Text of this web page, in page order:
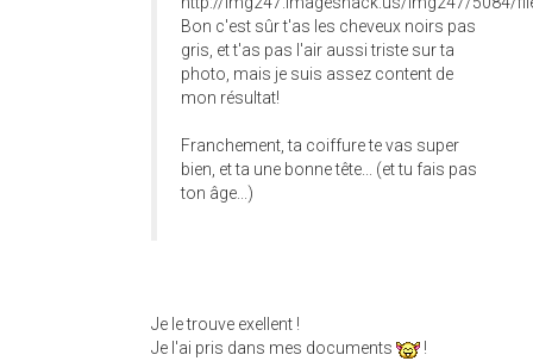
Bon c'est sûr t'as les cheveux noirs pas
gris, et t'as pas l'air aussi triste sur ta
photo, mais je suis assez content de
mon résultat!
Franchement, ta coiffure te vas super
bien, et ta une bonne tête... (et tu fais pas
ton âge...)
Je le trouve exellent !
Je l'ai pris dans mes documents
!